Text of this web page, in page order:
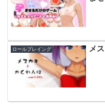
ロールプレイング メ